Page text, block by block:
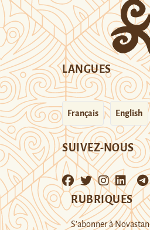
LANGUES
Français English
SUIVEZ-NOUS
RUBRIQUES
S’abonner à Novastan